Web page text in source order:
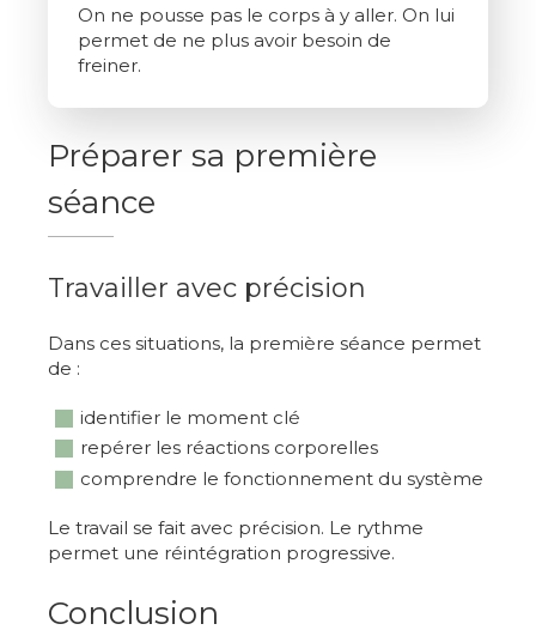
On ne pousse pas le corps à y aller. On lui
permet de ne plus avoir besoin de
freiner.
Préparer sa première
séance
Travailler avec précision
Dans ces situations, la première séance permet
de :
identifier le moment clé
repérer les réactions corporelles
comprendre le fonctionnement du système
Le travail se fait avec précision. Le rythme
permet une réintégration progressive.
Conclusion